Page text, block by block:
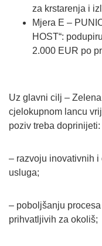
za krstarenja i
Mjera E –
HOST“:
2.000 EUR po
Uz glavni cilj –
cjelokupnom lancu
poziv treba doprinijeti:
– razvoju inovativnih
usluga;
– poboljšanju
prihvatljivih za okoliš;